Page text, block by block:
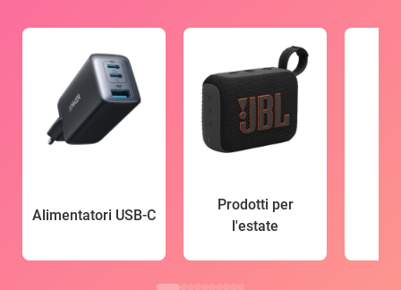
Alimentatori USB-C
Prodotti per
l'estate